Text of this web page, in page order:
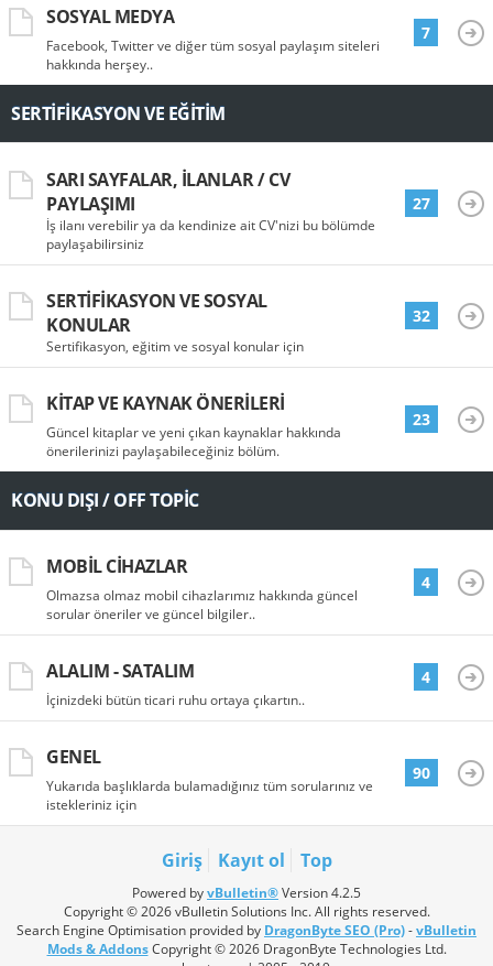
SOSYAL MEDYA
Facebook, Twitter ve diğer tüm sosyal paylaşım siteleri
hakkında herşey..
7
SERTIFIKASYON VE EĞITIM
SARI SAYFALAR, İLANLAR / CV
PAYLAŞIMI
İş ilanı verebilir ya da kendinize ait CV'nizi bu bölümde
paylaşabilirsiniz
27
SERTIFIKASYON VE SOSYAL
KONULAR
Sertifikasyon, eğitim ve sosyal konular için
32
KITAP VE KAYNAK ÖNERILERI
Güncel kitaplar ve yeni çıkan kaynaklar hakkında
önerilerinizi paylaşabileceğiniz bölüm.
23
KONU DIŞI / OFF TOPIC
MOBIL CIHAZLAR
Olmazsa olmaz mobil cihazlarımız hakkında güncel
sorular öneriler ve güncel bilgiler..
4
ALALIM - SATALIM
İçinizdeki bütün ticari ruhu ortaya çıkartın..
4
GENEL
Yukarıda başlıklarda bulamadığınız tüm sorularınız ve
istekleriniz için
90
Giriş Kayıt ol Top
Powered byvBulletin®Version 4.2.5
Copyright © 2026 vBulletin Solutions Inc. All rights reserved.
Search Engine Optimisation provided by DragonByte SEO (Pro)-vBulletin
Mods & AddonsCopyright © 2026 DragonByte Technologies Ltd.